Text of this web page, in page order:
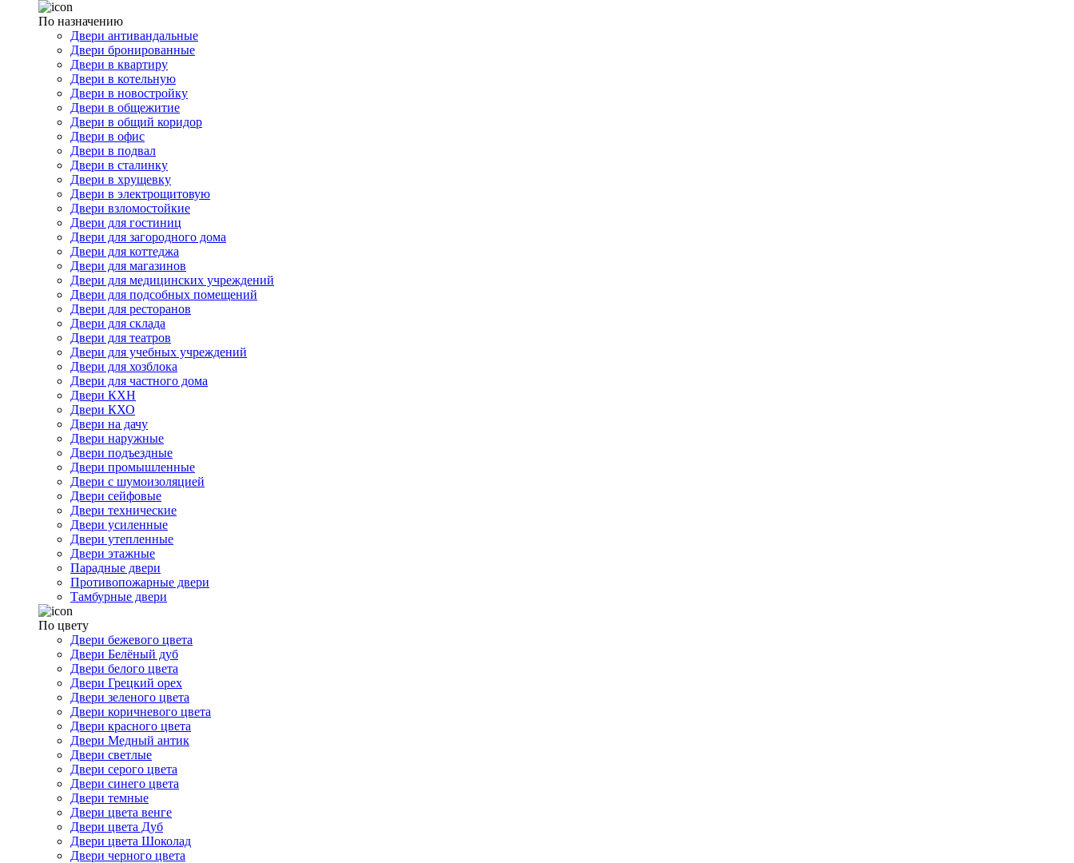
По назначению
Двери антивандальные
Двери бронированные
Двери в квартиру
Двери в котельную
Двери в новостройку
Двери в общежитие
Двери в общий коридор
Двери в офис
Двери в подвал
Двери в сталинку
Двери в хрущевку
Двери в электрощитовую
Двери взломостойкие
Двери для гостиниц
Двери для загородного дома
Двери для коттеджа
Двери для магазинов
Двери для медицинских учреждений
Двери для подсобных помещений
Двери для ресторанов
Двери для склада
Двери для театров
Двери для учебных учреждений
Двери для хозблока
Двери для частного дома
Двери КХН
Двери КХО
Двери на дачу
Двери наружные
Двери подъездные
Двери промышленные
Двери с шумоизоляцией
Двери сейфовые
Двери технические
Двери усиленные
Двери утепленные
Двери этажные
Парадные двери
Противопожарные двери
Тамбурные двери
По цвету
Двери бежевого цвета
Двери Белёный дуб
Двери белого цвета
Двери Грецкий орех
Двери зеленого цвета
Двери коричневого цвета
Двери красного цвета
Двери Медный антик
Двери светлые
Двери серого цвета
Двери синего цвета
Двери темные
Двери цвета венге
Двери цвета Дуб
Двери цвета Шоколад
Двери черного цвета